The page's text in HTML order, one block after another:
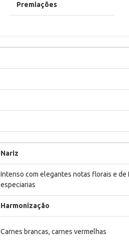
Premiações
Nariz
Intenso com elegantes notas florais e
especiarias
Harmonização
Carnes brancas, carnes vermelhas